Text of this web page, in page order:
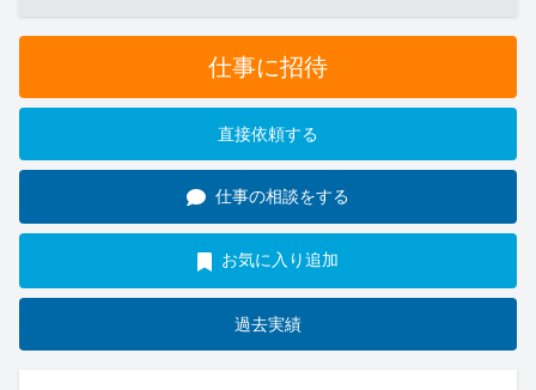
仕事に招待
直接依頼する
仕事の相談をする
お気に入り追加
過去実績